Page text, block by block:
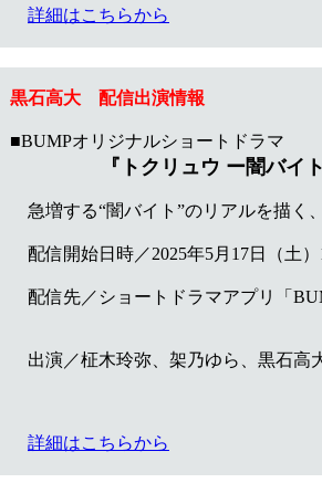
詳細はこちらから
黒石高大 配信出演情報
■BUMPオリジナルショートドラマ
『トクリュウ ー闇バイ
急増する“闇バイト”のリアルを描く
配信開始日時／2025年5月17日（土）
配信先／ショートドラマアプリ「
出演／柾木玲弥、架乃ゆら、黒石高
詳細はこちらから